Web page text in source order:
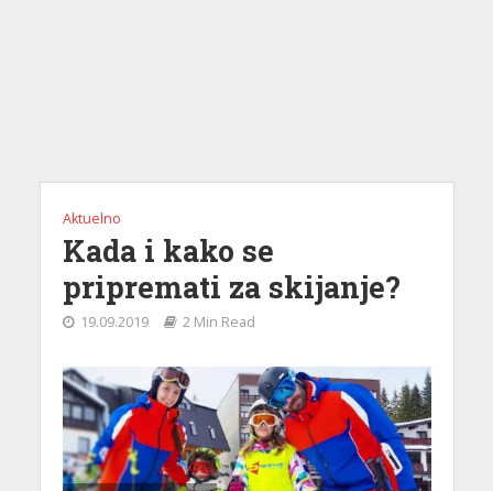
Aktuelno
Kada i kako se
pripremati za skijanje?
19.09.2019 2 Min Read